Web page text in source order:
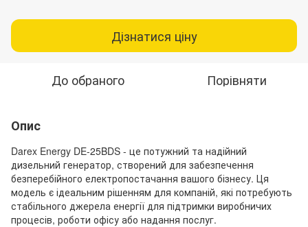
Дізнатися ціну
До обраного Порівняти
Опис
Darex Energy DE-25BDS - це потужний та надійний
дизельний генератор, створений для забезпечення
безперебійного електропостачання вашого бізнесу. Ця
модель є ідеальним рішенням для компаній, які потребують
стабільного джерела енергії для підтримки виробничих
процесів, роботи офісу або надання послуг.